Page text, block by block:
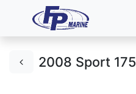
2008 Sport 175